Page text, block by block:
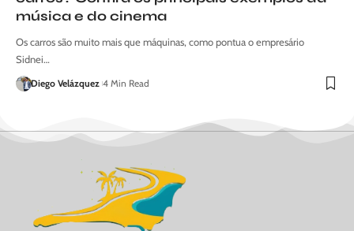
música e do cinema
Os carros são muito mais que máquinas, como pontua o empresário
Sidnei…
Diego Velázquez 4 Min Read